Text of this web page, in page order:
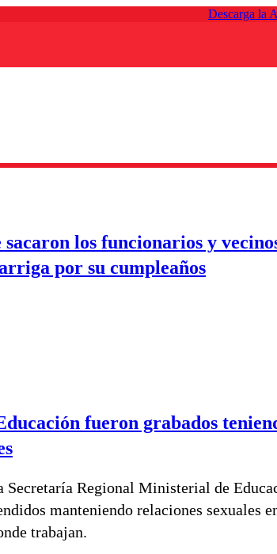
Descarga la
los funcionarios y
por su cumpleaños
fueron grabados
Secretaría Regional Ministerial de
manteniendo relaciones sexuales
trabajan.